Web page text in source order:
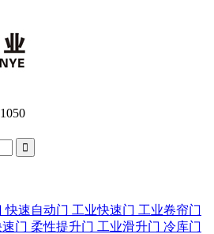

快速自动门 工业快速门 工业卷帘门
门 柔性提升门 工业滑升门 冷库门